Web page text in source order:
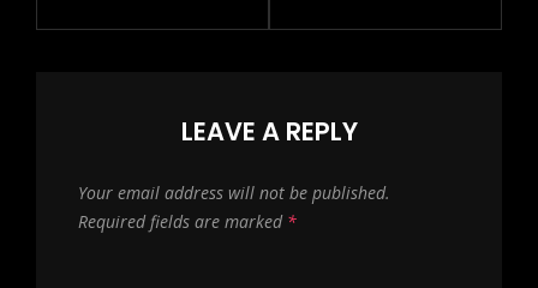
LEAVE A REPLY
Your email address will not be published.
Required fields are marked *